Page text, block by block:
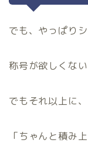
でも、やっぱり
称号が欲しくな
でもそれ以上に、
「ちゃんと積み